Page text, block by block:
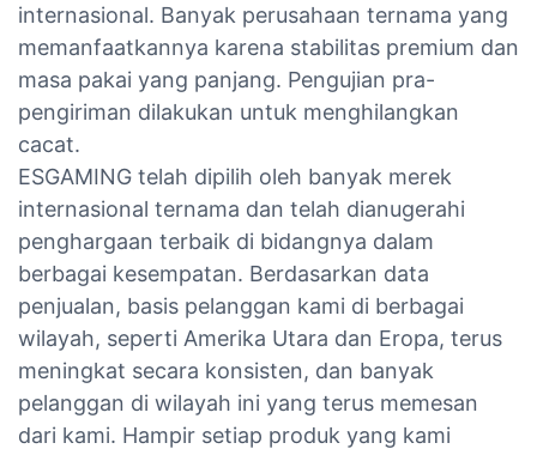
internasional. Banyak perusahaan ternama yang
memanfaatkannya karena stabilitas premium dan
masa pakai yang panjang. Pengujian pra-
pengiriman dilakukan untuk menghilangkan
cacat.
ESGAMING telah dipilih oleh banyak merek
internasional ternama dan telah dianugerahi
penghargaan terbaik di bidangnya dalam
berbagai kesempatan. Berdasarkan data
penjualan, basis pelanggan kami di berbagai
wilayah, seperti Amerika Utara dan Eropa, terus
meningkat secara konsisten, dan banyak
pelanggan di wilayah ini yang terus memesan
dari kami. Hampir setiap produk yang kami